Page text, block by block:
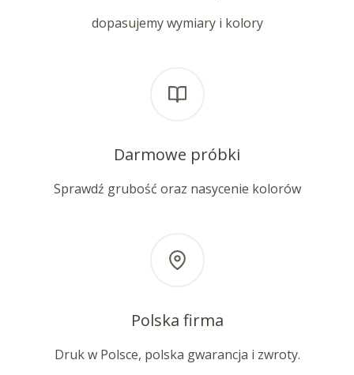
dopasujemy wymiary i kolory
Darmowe próbki
Sprawdź grubość oraz nasycenie kolorów
Polska firma
Druk w Polsce, polska gwarancja i zwroty.